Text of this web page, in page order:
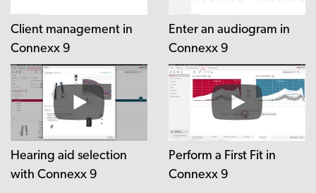
Client management in
Connexx 9
Enter an audiogram in
Connexx 9
Hearing aid selection
with Connexx 9
Perform a First Fit in
Connexx 9